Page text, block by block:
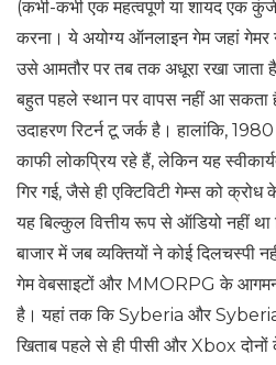
(कभी-कभी एक महत्वपूर्ण या शायद एक
करना। ये अयोग्य ऑनलाइन गेम जहां
उसे आमतौर पर तब तक अधूरा रखा जाता
बहुत पहले स्थान पर वापस नहीं आ सकता
उदाहरण रिटर्न टू जर्क है। हालांकि,
काफी लोकप्रिय रहे हैं, लेकिन यह
गिर गई, जैसे ही एक्टिविटी गेम्स को
यह बिल्कुल वित्तीय रूप से ऑडियो नहीं
बाजार में जब व्यक्तियों ने कोई
गेम वेबसाइटों और MMORPG के आगमन
है। यहां तक ​​कि Syberia और Syberia
खिताब पहले से ही पीसी और Xbox